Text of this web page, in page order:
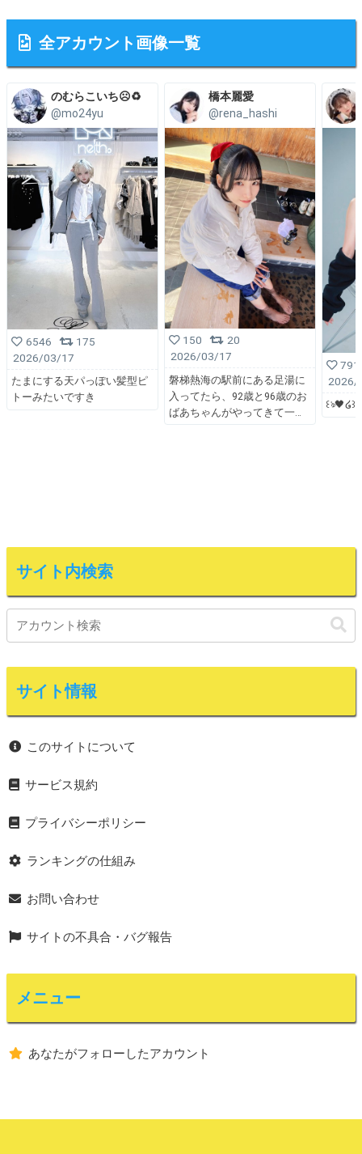
全アカウント画像一覧
のむらこいち☹️♻️
@mo24yu
6546
175
2026/03/17
たまにする天パっぽい髪型ピ
トーみたいですき
橋本麗愛
@rena_hashi
150
20
2026/03/17
磐梯熱海の駅前にある足湯に
入ってたら、92歳と96歳のお
ばあちゃんがやってきて一
791
2026/
꒰ঌ🖤໒꒱
サイト内検索
サイト情報
このサイトについて
サービス規約
プライバシーポリシー
ランキングの仕組み
お問い合わせ
サイトの不具合・バグ報告
メニュー
あなたがフォローしたアカウント